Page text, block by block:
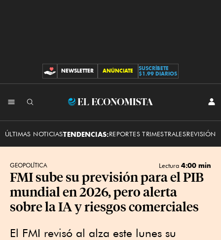
CONTRIBUCIONES
NEWSLETTER ANÚNCIATE
SUSCRÍBETE
$1.99 DIARIOS
El
ÚLTIMAS NOTICIASTENDENCIAS:REPORTES TRIMESTRALESREVISIÓN
GEOPOLÍTICA Lectura 4:00 min
FMI sube su previsión para el PIB
mundial en 2026, pero alerta
sobre la IA y riesgos comerciales
El FMI revisó al alza este lunes su